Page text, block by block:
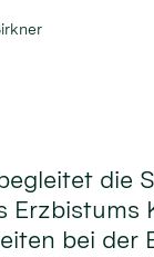
die
Erzbistums
bei der